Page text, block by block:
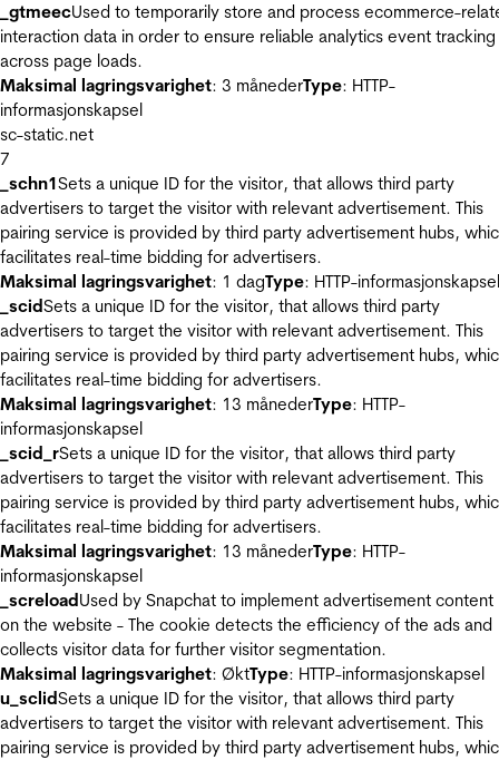
_gtmeecUsed to temporarily store and process ecommerce-
interaction data in order to ensure reliable analytics event tracking
across page loads.
Maksimal lagringsvarighet: 3 månederType: HTTP-
informasjonskapsel
sc-static.net
7
_schn1Sets a unique ID for the visitor, that allows third party
advertisers to target the visitor with relevant advertisement. This
pairing service is provided by third party advertisement hubs,
facilitates real-time bidding for advertisers.
Maksimal lagringsvarighet: 1 dagType: HTTP-informasjonskapsel
_scidSets a unique ID for the visitor, that allows third party
advertisers to target the visitor with relevant advertisement. This
pairing service is provided by third party advertisement hubs,
facilitates real-time bidding for advertisers.
Maksimal lagringsvarighet: 13 månederType: HTTP-
informasjonskapsel
_scid_rSets a unique ID for the visitor, that allows third party
advertisers to target the visitor with relevant advertisement. This
pairing service is provided by third party advertisement hubs,
facilitates real-time bidding for advertisers.
Maksimal lagringsvarighet: 13 månederType: HTTP-
informasjonskapsel
_screloadUsed by Snapchat to implement advertisement content
on the website - The cookie detects the efficiency of the ads and
collects visitor data for further visitor segmentation.
Maksimal lagringsvarighet: ØktType: HTTP-informasjonskapsel
u_sclidSets a unique ID for the visitor, that allows third party
advertisers to target the visitor with relevant advertisement. This
pairing service is provided by third party advertisement hubs,